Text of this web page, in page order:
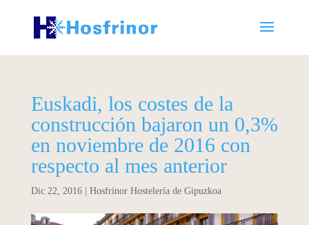
Euskadi, los costes de la
construcción bajaron un 0,3%
en noviembre de 2016 con
respecto al mes anterior
Dic 22, 2016| Hosfrinor Hostelería de Gipuzkoa